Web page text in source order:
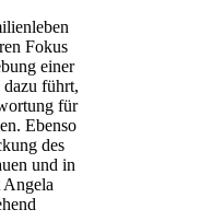
Fokus
einer
führt,
für
Ebenso
des
und in